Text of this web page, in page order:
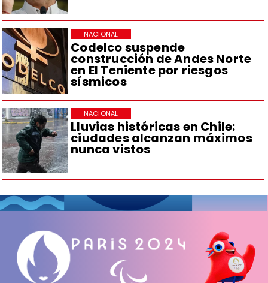
Codelco suspende
construcción de Andes Norte
en El Teniente por riesgos
sísmicos
NACIONAL
Lluvias históricas en Chile:
ciudades alcanzan máximos
nunca vistos
NACIONAL